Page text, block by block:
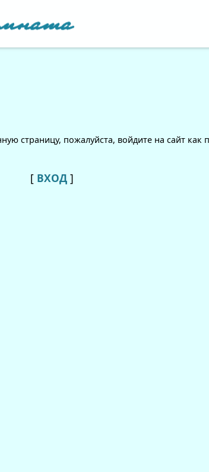
страницу, пожалуйста, войдите на сайт как
[ ВХОД]